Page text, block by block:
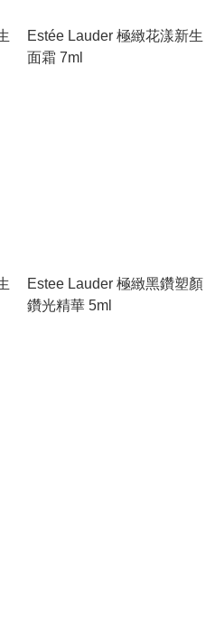
Estée Lauder 極緻花漾新生
面霜 7ml
Estee Lauder 極緻黑鑽塑顏
鑽光精華 5ml